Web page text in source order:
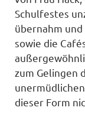
Schulfestes
übernahm
sowie die
zum Gelingen
dieser Form